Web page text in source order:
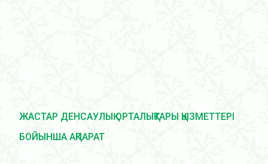
ЖАСТАР ДЕНСАУЛЫҚ ОРТАЛЫҚТАРЫ ҚЫЗМЕТТЕРІ
БОЙЫНША АҚПАРАТ